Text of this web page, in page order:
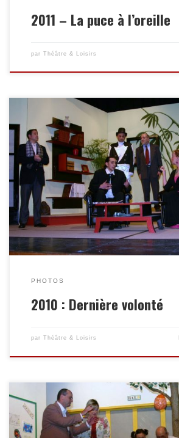
2011 – La puce à l’oreille
par Théâtre & Loisirs
Enregistrer
PHOTOS
2010 : Dernière volonté
par Théâtre & Loisirs